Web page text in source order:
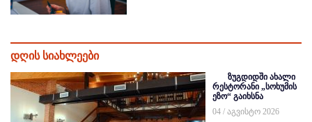
დღის სიახლეები
ზუგდიდში ახალი
რესტორანი „სოხუმის
ეზო“ გაიხსნა
04 / აგვისტო 2026